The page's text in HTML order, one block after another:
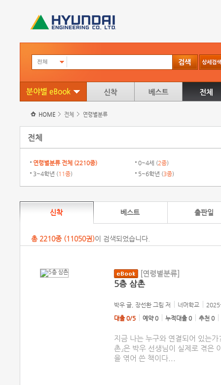
전체
HOME 전체 연령별분류
전체
연령별분류 전체 (2210종) 0~4세 (2종)
3~4학년 (11종) 5~6학년 (3종)
신착 베스트 출판일
총 2210종 (11050권)이 검색되었습니다.
[연령별분류]
5층 삼촌
박우 글, 장선환 그림 저 너머학교
대출 0/5
예약 0 누적대출 0 추천 0
지금 나는 누구와 연결되어 있는
촌』은 박우 선생님이 실제로 겪은
을 엮어 쓴 책이다